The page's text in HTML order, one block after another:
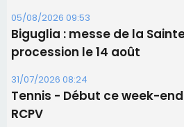
05/08/2026 09:53
Biguglia : messe de la
procession le 14 août
31/07/2026 08:24
Tennis - Début ce week-
RCPV